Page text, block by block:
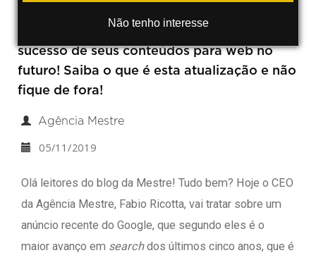
Não tenho interesse
sucesso de seus conteúdos para web no
futuro! Saiba o que é esta atualização e não
fique de fora!
Agência Mestre
05/11/2019
Olá leitores do blog da Mestre! Tudo bem? Hoje o CEO
da Agência Mestre, Fabio Ricotta, vai tratar sobre um
anúncio recente do Google, que segundo eles é o
maior avanço em searchdos últimos cinco anos, que é